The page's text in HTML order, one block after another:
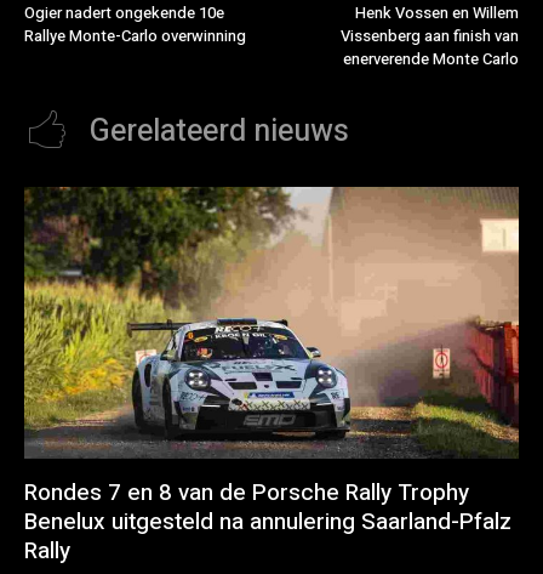
Ogier nadert ongekende 10e
Rallye Monte-Carlo overwinning
Henk Vossen en Willem
Vissenberg aan finish van
enerverende Monte Carlo
Gerelateerd nieuws
Rondes 7 en 8 van de Porsche Rally Trophy
Benelux uitgesteld na annulering Saarland-Pfalz
Rally